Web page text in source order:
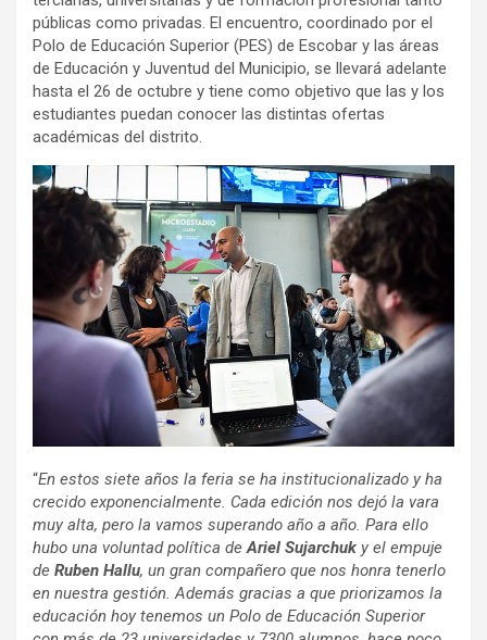
públicas como privadas. El encuentro, coordinado por el
Polo de Educación Superior (PES) de Escobar y las áreas
de Educación y Juventud del Municipio, se llevará adelante
hasta el 26 de octubre y tiene como objetivo que las y los
estudiantes puedan conocer las distintas ofertas
académicas del distrito.
“En estos siete años la feria se ha institucionalizado y ha
crecido exponencialmente. Cada edición nos dejó la vara
muy alta, pero la vamos superando año a año. Para ello
hubo una voluntad política de Ariel Sujarchuk y el empuje
de Ruben Hallu, un gran compañero que nos honra tenerlo
en nuestra gestión. Además gracias a que priorizamos la
educación hoy tenemos un Polo de Educación Superior